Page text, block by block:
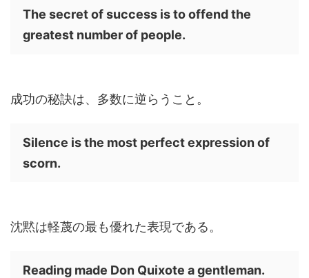
The secret of success is to offend the
greatest number of people.
成功の秘訣は、多数に逆らうこと。
Silence is the most perfect expression of
scorn.
沈黙は軽蔑の最も優れた表現である。
Reading made Don Quixote a gentleman.